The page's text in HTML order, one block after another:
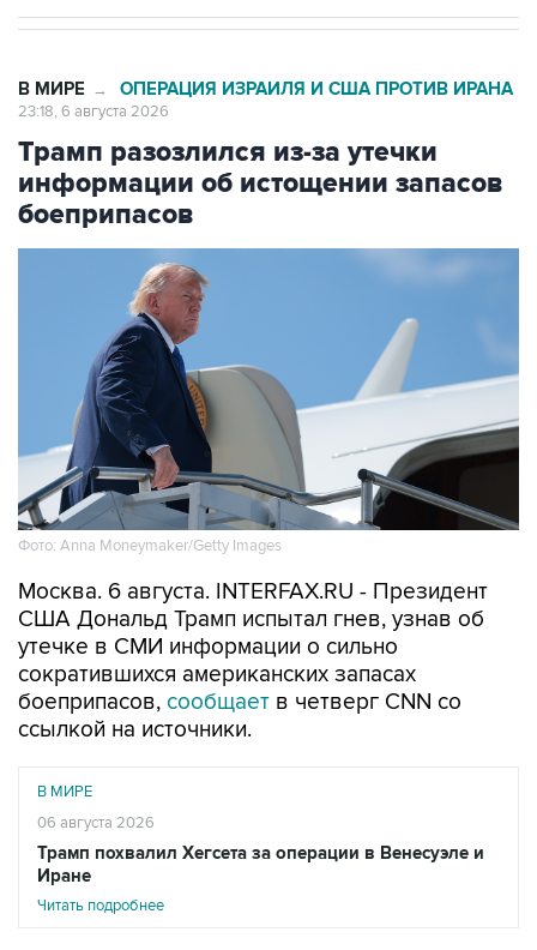
В МИРЕ → ОПЕРАЦИЯ ИЗРАИЛЯ И США ПРОТИВ ИРАНА
23:18, 6 августа 2026
Трамп разозлился из-за утечки
информации об истощении запасов
боеприпасов
Фото: Anna Moneymaker/Getty Images
Москва. 6 августа. INTERFAX.RU - Президент
США Дональд Трамп испытал гнев, узнав об
утечке в СМИ информации о сильно
сократившихся американских запасах
боеприпасов, сообщает в четверг CNN со
ссылкой на источники.
В МИРЕ
06 августа 2026
Трамп похвалил Хегсета за операции в Венесуэле и
Иране
Читать подробнее